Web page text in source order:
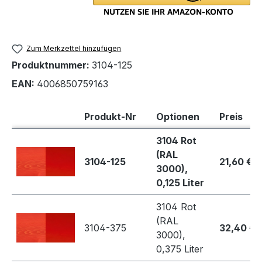
Zum Merkzettel hinzufügen
Produktnummer: 3104-125
EAN: 4006850759163
Produkt-Nr Optionen Preis
3104-125
3104 Rot
(RAL
3000),
0,125 Liter
21,60 €
3104-375
3104 Rot
(RAL
3000),
0,375 Liter
32,40 €